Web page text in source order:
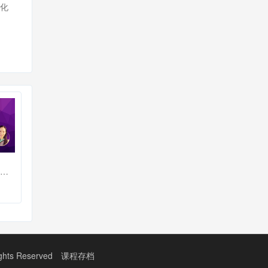
【K12】英语语音教学：案例与评析
Reserved 课程存档